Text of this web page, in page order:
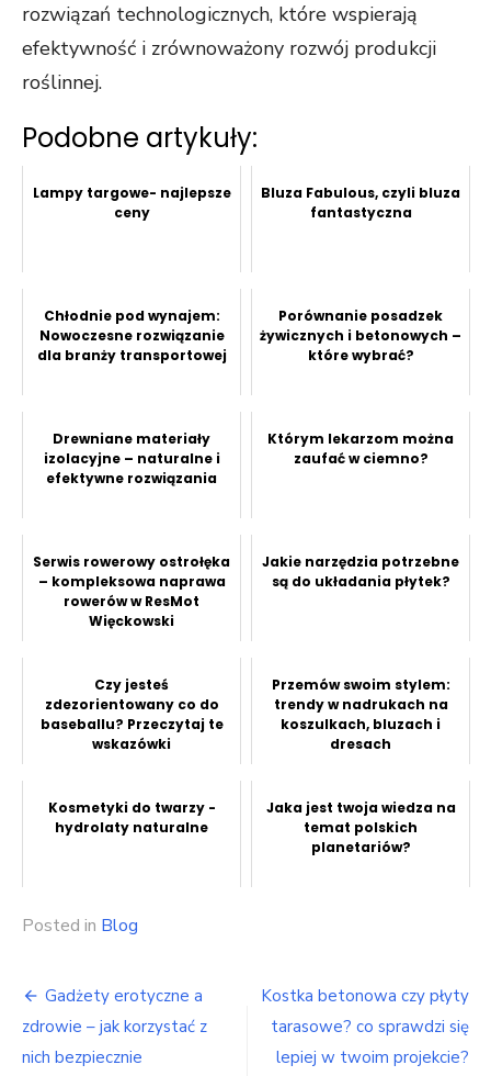
rozwiązań technologicznych, które wspierają
efektywność i zrównoważony rozwój produkcji
roślinnej.
Podobne artykuły:
Lampy targowe- najlepsze
ceny
Bluza Fabulous, czyli bluza
fantastyczna
Chłodnie pod wynajem:
Nowoczesne rozwiązanie
dla branży transportowej
Porównanie posadzek
żywicznych i betonowych –
które wybrać?
Drewniane materiały
izolacyjne – naturalne i
efektywne rozwiązania
Którym lekarzom można
zaufać w ciemno?
Serwis rowerowy ostrołęka
– kompleksowa naprawa
rowerów w ResMot
Więckowski
Jakie narzędzia potrzebne
są do układania płytek?
Czy jesteś
zdezorientowany co do
baseballu? Przeczytaj te
wskazówki
Przemów swoim stylem:
trendy w nadrukach na
koszulkach, bluzach i
dresach
Kosmetyki do twarzy -
hydrolaty naturalne
Jaka jest twoja wiedza na
temat polskich
planetariów?
Posted in Blog
Nawigacja
wpisu
Gadżety erotyczne a
zdrowie – jak korzystać z
nich bezpiecznie
Kostka betonowa czy płyty
tarasowe? co sprawdzi się
lepiej w twoim projekcie?